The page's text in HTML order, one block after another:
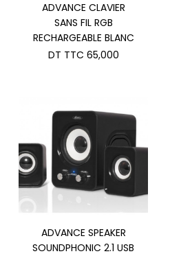
ADVANCE CLAVIER
SANS FIL RGB
RECHARGEABLE BLANC
DT TTC 65,000
ADVANCE SPEAKER
SOUNDPHONIC 2.1 USB